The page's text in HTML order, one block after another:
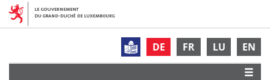
DE FR LU EN